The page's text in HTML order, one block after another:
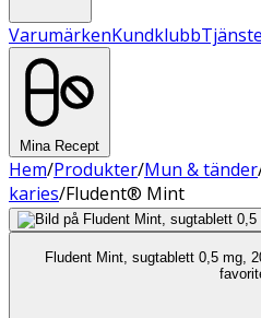
VarumärkenKundklubb
Mina Recept
Hem/Produkter/Mun & tänder
karies/Fludent® Mint
Fludent Mint, sugtablett 0,5 mg,